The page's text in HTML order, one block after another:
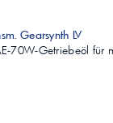
Gearsynth LV
70W-Getriebeöl für